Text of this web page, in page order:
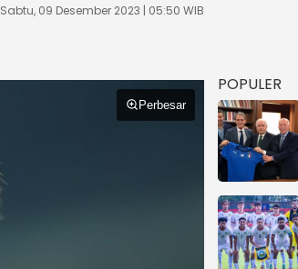
Sabtu, 09 Desember 2023 | 05:50 WIB
Perbesar
POPULER